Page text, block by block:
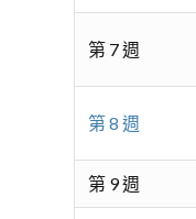
第 7 週
第 8 週
第 9 週